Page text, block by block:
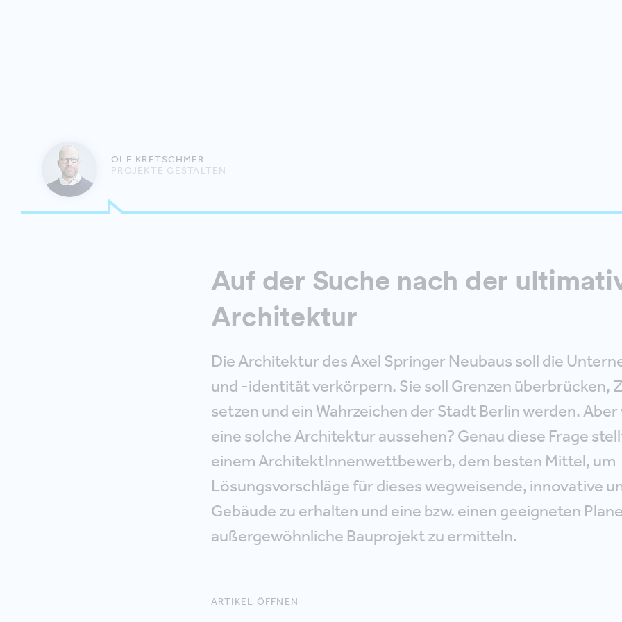
OLE KRETSCHMER
PROJEKTE GESTALTEN
Auf der Suche nach der
Architektur
Die Architektur des Axel Springer Neubaus soll die
und -identität verkörpern. Sie soll Grenzen überbrücken,
setzen und ein Wahrzeichen der Stadt Berlin werden.
eine solche Architektur aussehen? Genau diese Frage
einem ArchitektInnenwettbewerb, dem besten Mittel, um
Lösungsvorschläge für dieses wegweisende, innovative
Gebäude zu erhalten und eine bzw. einen geeigneten
außergewöhnliche Bauprojekt zu ermitteln.
ARTIKEL ÖFFNEN